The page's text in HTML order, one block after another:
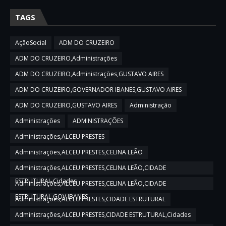
TAGS
AçãoSocial
ADM DO CRUZEIRO
ADM DO CRUZEIRO,Administrações
ADM DO CRUZEIRO,Administrações,GUSTAVO AIRES
ADM DO CRUZEIRO,GOVERNADOR IBANES,GUSTAVO AIRES
ADM DO CRUZEIRO,GUSTAVO AIRES
Administração
Administrações
ADMINISTRAÇÕES
Administrações,ALCEU PRESTES
Administrações,ALCEU PRESTES,CELINA LEÃO
Administrações,ALCEU PRESTES,CELINA LEÃO,CIDADE
ESTRUTURAL,Cidades
Administrações,ALCEU PRESTES,CELINA LEÃO,CIDADE
ESTRUTURAL,GOV IBANES
Administrações,ALCEU PRESTES,CIDADE ESTRUTURAL
Administrações,ALCEU PRESTES,CIDADE ESTRUTURAL,Cidades